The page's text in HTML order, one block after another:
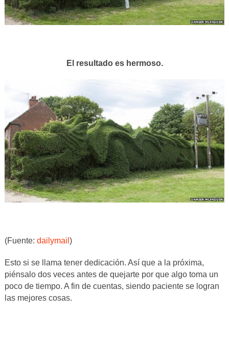
El resultado es hermoso.
(Fuente: dailymail )
Esto si se llama tener dedicación. Así que a la próxima,
piénsalo dos veces antes de quejarte por que algo toma un
poco de tiempo. A fin de cuentas, siendo paciente se logran
las mejores cosas.